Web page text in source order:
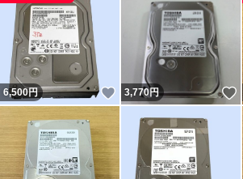
6,500円 いいね！
3,770円